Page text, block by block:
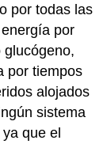
por todas las
por
glucógeno,
por tiempos
alojados
sistema
que el